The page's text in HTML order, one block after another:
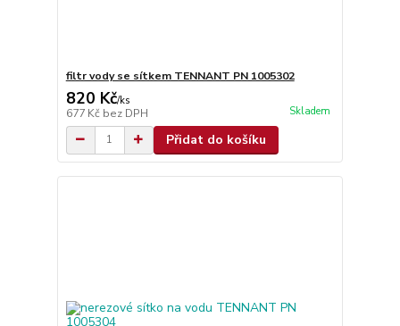
filtr vody se sítkem TENNANT PN 1005302
820 Kč/ks
677 Kč bez DPH Skladem
Přidat do košíku